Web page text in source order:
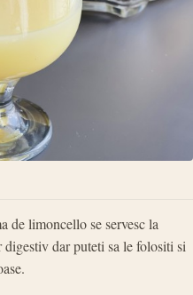
de limoncello se servesc la
dar puteti sa le folositi si